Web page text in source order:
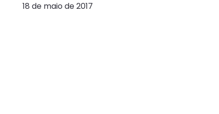
18 de maio de 2017